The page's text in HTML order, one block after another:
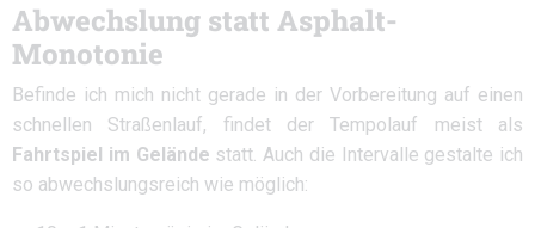
Abwechslung statt Asphalt-
Monotonie
Befinde ich mich nicht gerade in der Vorbereitung auf einen
schnellen Straßenlauf, findet der Tempolauf meist als
Fahrtspiel im Gelände statt. Auch die Intervalle gestalte ich
so abwechslungsreich wie möglich: